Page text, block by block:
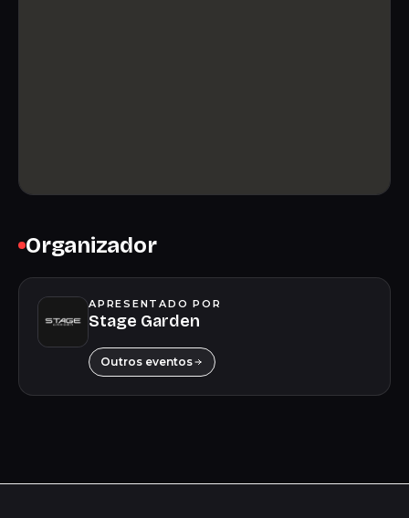
Organizador
APRESENTADO POR
Stage Garden
Outros eventos